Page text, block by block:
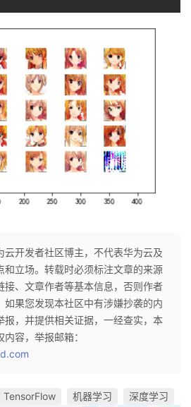
云开发者社区博主，不代表华为云及
和立场。转载时必须标注文章的来源
接、文章作者等基本信息，否则作者
如果您发现本社区中有涉嫌抄袭的内
报，并提供相关证据，一经查实，本
容，举报邮箱：
TensorFlow 机器学习 深度学习